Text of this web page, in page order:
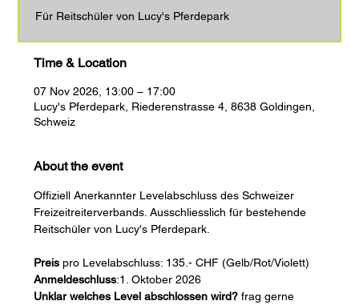
Für Reitschüler von Lucy's Pferdepark
Time & Location
07 Nov 2026, 13:00 – 17:00
Lucy's Pferdepark, Riederenstrasse 4, 8638 Goldingen,
Schweiz
About the event
Offiziell Anerkannter Levelabschluss des Schweizer
Freizeitreiterverbands. Ausschliesslich für bestehende
Reitschüler von Lucy's Pferdepark.
Preis pro Levelabschluss: 135.- CHF (Gelb/Rot/Violett)
Anmeldeschluss:1. Oktober 2026
Unklar welches Level abschlossen wird? frag gerne